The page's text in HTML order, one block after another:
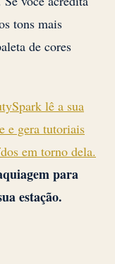
tons mais
de cores
lê a sua
e gera tutoriais
em torno dela.
para
estação.